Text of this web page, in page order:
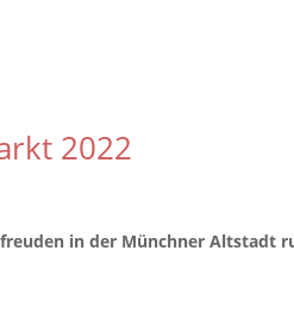
2022
in der Münchner Altstadt